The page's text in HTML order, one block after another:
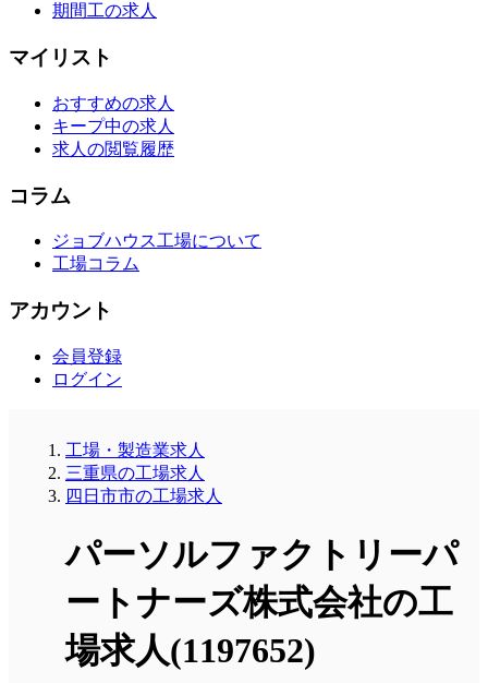
期間工の求人
マイリスト
おすすめの求人
キープ中の求人
求人の閲覧履歴
コラム
ジョブハウス工場について
工場コラム
アカウント
会員登録
ログイン
工場・製造業求人
三重県の工場求人
四日市市の工場求人
パーソルファクトリーパ
ートナーズ株式会社の工
場求人(1197652)